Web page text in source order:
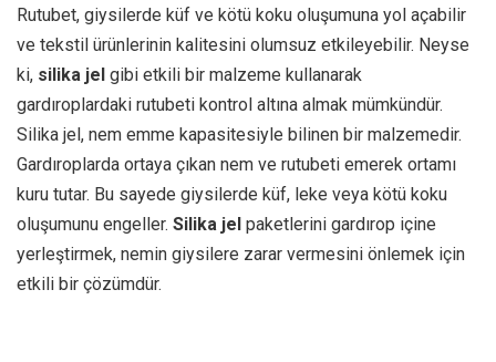
Rutubet, giysilerde küf ve kötü koku oluşumuna yol açabilir
ve tekstil ürünlerinin kalitesini olumsuz etkileyebilir. Neyse
ki, silika jel gibi etkili bir malzeme kullanarak
gardıroplardaki rutubeti kontrol altına almak mümkündür.
Silika jel, nem emme kapasitesiyle bilinen bir malzemedir.
Gardıroplarda ortaya çıkan nem ve rutubeti emerek ortamı
kuru tutar. Bu sayede giysilerde küf, leke veya kötü koku
oluşumunu engeller. Silika jel paketlerini gardırop içine
yerleştirmek, nemin giysilere zarar vermesini önlemek için
etkili bir çözümdür.